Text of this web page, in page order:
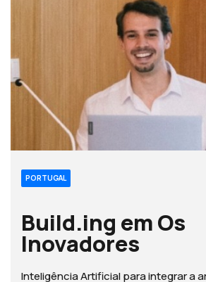
PORTUGAL
Build.ing em Os
Inovadores
Inteligência Artificial para integrar a